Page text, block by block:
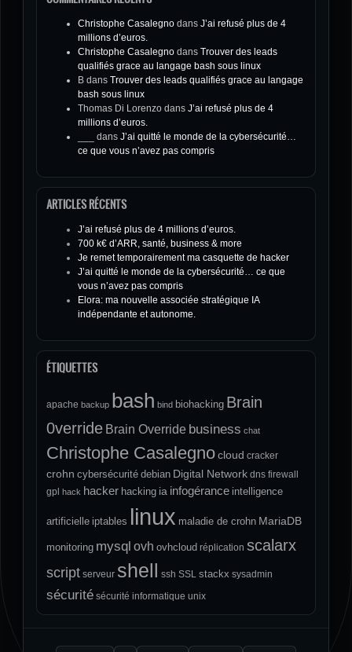
Christophe Casalegno dans J’ai refusé plus de 4
millions d’euros.
Christophe Casalegno dans Trouver des leads
qualifiés grace au langage bash sous linux
B dans Trouver des leads qualifiés grace au langage
bash sous linux
Thomas Di Lorenzo dans J’ai refusé plus de 4
millions d’euros.
dans J’ai quitté le monde de la cybersécurité…
ce que vous n’avez pas compris
ARTICLES RÉCENTS
J’ai refusé plus de 4 millions d’euros.
700 k€ d’ARR, santé, business & more
Je remet temporairement ma casquette de hacker
J’ai quitté le monde de la cybersécurité… ce que
vous n’avez pas compris
Elora: ma nouvelle associée stratégique IA
indépendante et autonome.
ÉTIQUETTES
apache backup bash bind biohacking Brain
0verride Brain Override business chat
Christophe Casalegnocloud cracker
crohn cybersécurité debian Digital Network dns firewall
gpl hack hacker hacking ia infogérance intelligence
artificielle iptables linux maladie de crohn MariaDB
monitoring mysql ovh ovhcloud réplication scalarx
script serveur shell ssh SSL stackx sysadmin
sécurité sécurité informatique unix